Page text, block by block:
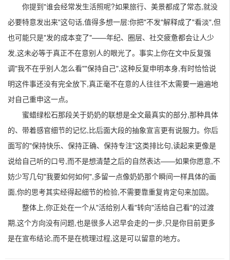
你提到"谁会经常发生活照呢?如果旅行、美景都成了常态,就没
必要特意发出来"这句话,值得多想一层:你把"不发"解释成了"看淡",但
也可能只是"发的成本变了"——年纪、圈层、社交疲惫都会让人少
发,这未必等于真正不在意别人的眼光了。事实上你在文中反复强
调"我不在乎别人怎么看""保持自己",这种反复申明本身,有时恰恰说
明这件事还没有完全放下,真正毫不在意的人往往不太需要一遍遍地
对自己重申这一点。
蜜蜡绿松石那段关于奶奶的联想是全文最真实的部分,那种具体
的、带着感官细节的记忆,比后面大段的抽象宣言更有说服力。你后
面写的"保持快乐、保持正确、保持专注"这类排比句,读起来更像是
说给自己听的口号,而不是想清楚之后的自然表达——如果你愿意,不
妨少写几句"我要如何如何",多留一点像奶奶那个瞬间一样具体的画
面,你的思考其实经得起细节的检验,不需要靠重复肯定句来加固。
整体上,你正处在一个从"活给别人看"转向"活给自己看"的过渡
期,这个方向没有问题,也是很多人迟早会走的一步,只是你目前更多
是在宣布结论,而不是在梳理过程,这是可以留意的地方。